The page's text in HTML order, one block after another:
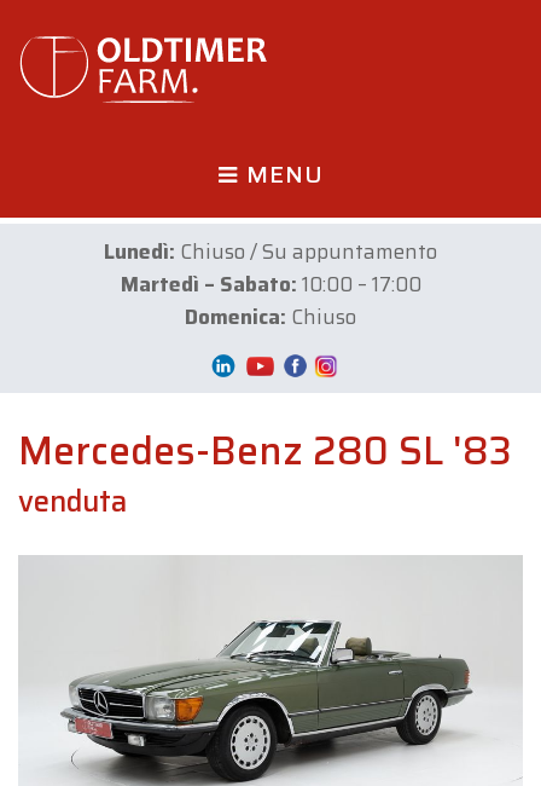
MENU
Lunedì: Chiuso / Su appuntamento
Martedì – Sabato:10:00 – 17:00
Domenica: Chiuso
Mercedes-Benz 280 SL '83
venduta